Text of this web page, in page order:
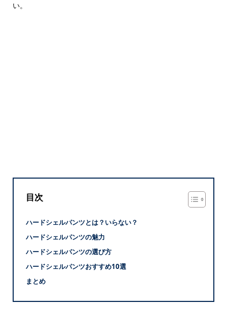
い。
目次
ハードシェルパンツとは？いらない？
ハードシェルパンツの魅力
ハードシェルパンツの選び方
ハードシェルパンツおすすめ10選
まとめ